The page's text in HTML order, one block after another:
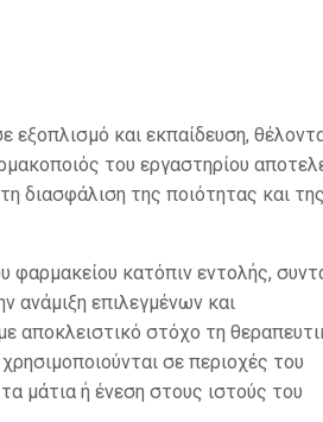
και εκπαίδευση,
του εργαστηρίου
διασφάλιση της ποιότητας και της
φαρμακείου κατόπιν εντολής,
ανάμιξη επιλεγμένων και
αποκλειστικό στόχο τη
σε περιοχές του
μάτια ή ένεση στους ιστούς του